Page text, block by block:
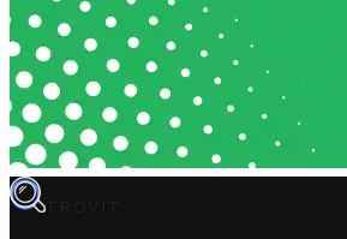
TROVIT